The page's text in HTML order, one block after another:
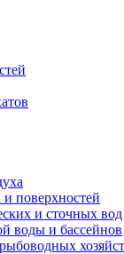
и поверхностей
и сточных вод
воды и бассейнов